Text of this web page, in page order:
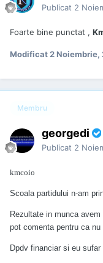
Publicat 2
Foarte bine punctat ,
Modificat 2 Noiembrie,
Membru
georgedi
Publicat 2
kmcoio
Scoala partidului n-am
Rezultate in munca
pot comenta pentru ca nu
Dpdv financiar si eu